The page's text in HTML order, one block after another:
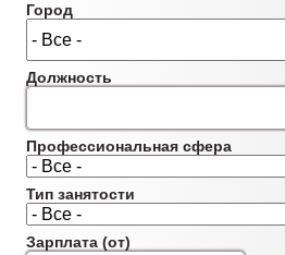
Город
Должность
Профессиональная сфера
Тип занятости
Зарплата (от)